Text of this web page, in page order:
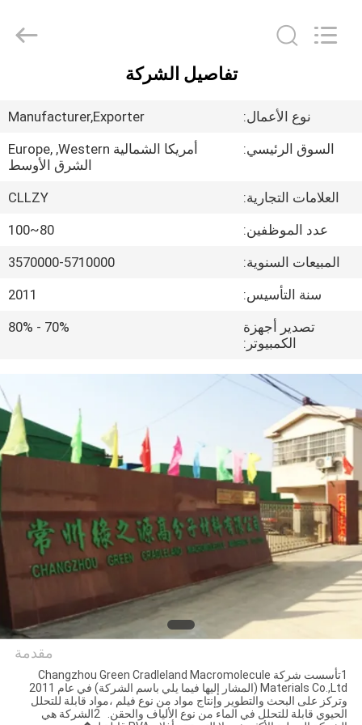
المنتجات
حولنا
جولة
في
المصنع
الجودة
أخبار
اطلب
اقتباس
خريطة
الموقع
PRIVACY
POLICY
Macromolecule
Materials
تفاصيل الشركة
نوع الأعمال:
Manufacturer,Exporter
السوق الرئيسي:
أمريكا الشمالية Europe, ,Western
الشرق الأوسط
العلامات التجارية:
CLLZY
عدد الموظفين:
80~100
المبيعات السنوية:
3570000-5710000
سنة التأسيس:
2011
تصدير أجهزة
الكمبيوتر:
70% - 80%
Changzhou Greencradleland
مقدمة
1تأسست شركة Changzhou Green Cradleland Macromolecule
Materials Co.,Ltd (المشار إليها فيما يلي باسم الشركة) في عام 2011
وتركز على البحث والتطوير وإنتاج مواد من نوع فيلم ،مواد قابلة للتحلل
الحيوي قابلة للتحلل في الماء من نوع الألياف والحقن. 2الشركة هي